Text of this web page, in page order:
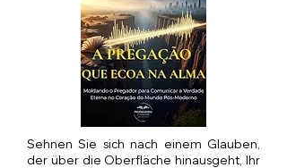
Sehnen Sie sich nach einem Glauben,
der über die Oberfläche hinausgeht, Ihr